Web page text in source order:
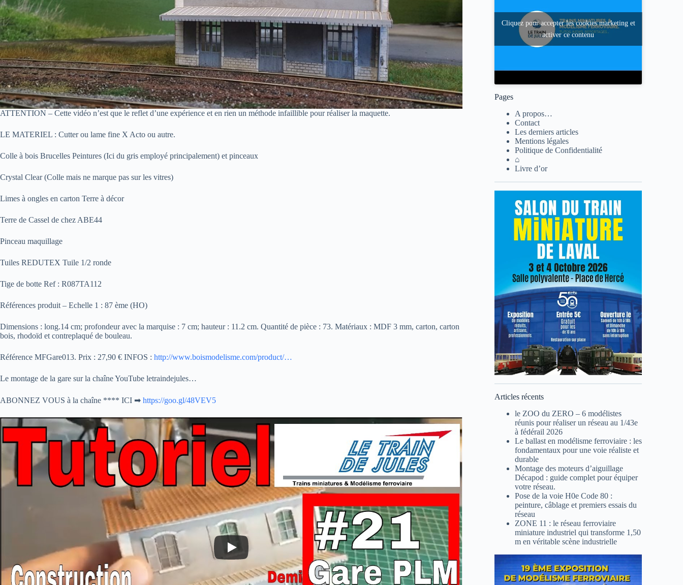
ATTENTION – Cette vidéo n’est que le reflet d’une expérience et en rien un méthode infaillible pour réaliser la maquette.
LE MATERIEL : Cutter ou lame fine X Acto ou autre.
Colle à bois Brucelles Peintures (Ici du gris employé principalement) et pinceaux
Crystal Clear (Colle mais ne marque pas sur les vitres)
Limes à ongles en carton Terre à décor
Terre de Cassel de chez ABE44
Pinceau maquillage
Tuiles REDUTEX Tuile 1/2 ronde
Tige de botte Ref : R087TA112
Références produit – Echelle 1 : 87 ème (HO)
Dimensions : long.14 cm; profondeur avec la marquise : 7 cm; hauteur : 11.2 cm. Quantité de pièce : 73. Matériaux : MDF 3 mm, carton, carton
bois, rhodoïd et contreplaqué de bouleau.
Référence MFGare013. Prix : 27,90 € INFOS : http://www.boismodelisme.com/product/…
Le montage de la gare sur la chaîne YouTube letraindejules…
ABONNEZ VOUS à la chaîne **** ICI ➡ https://goo.gl/48VEV5
Cliquez pour accepter les cookies marketing et
activer ce contenu
Pages
A propos…
Contact
Les derniers articles
Mentions légales
Politique de Confidentialité
⌂
Livre d’or
Articles récents
le ZOO du ZERO – 6 modélistes
réunis pour réaliser un réseau au 1/43e
à fédérail 2026
Le ballast en modélisme ferroviaire : les
fondamentaux pour une voie réaliste et
durable
Montage des moteurs d’aiguillage
Décapod : guide complet pour équiper
votre réseau.
Pose de la voie H0e Code 80 :
peinture, câblage et premiers essais du
réseau
ZONE 11 : le réseau ferroviaire
miniature industriel qui transforme 1,50
m en véritable scène industrielle